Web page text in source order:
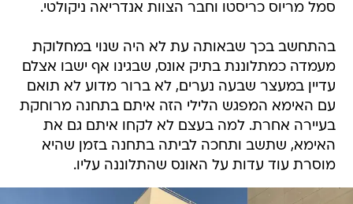
סמל מריוס כריסטו וחבר הצוות אנדריאה ניקולטי.
בהתחשב בכך שבאותה עת לא היה שנוי במחלוקת
מעמדה כמתלוננת בתיק אונס, שבגינו אף ישבו אצלם
עדיין במעצר שבעה נערים, לא ברור מדוע לא תואם
עם האימא המפגש הלילי הזה איתם בתחנה מרוחקת
בעיירה אחרת. למה בעצם לא לקחו איתם גם את
האימא, שתשב ותחכה לביתה בתחנה בזמן שהיא
מוסרת עוד עדות על האונס שהתלוננה עליו.